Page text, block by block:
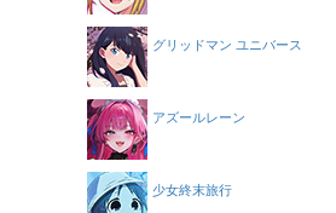
グリッドマン ユニバース
アズールレーン
少女終末旅行